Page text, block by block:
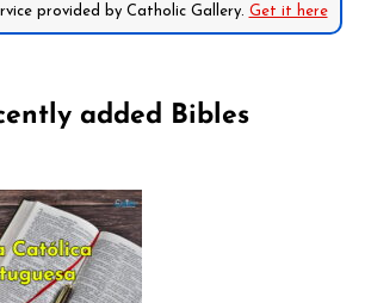
provided by Catholic Gallery. Get it here
added Bibles